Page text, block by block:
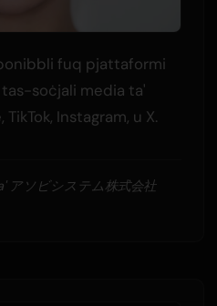
fuq pjattaformi
soċjali media ta'
Instagram, u X.
アソビシステム株式会社